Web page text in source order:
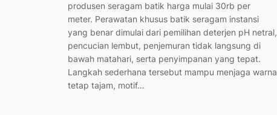
produsen seragam batik harga mulai 30rb per
meter. Perawatan khusus batik seragam instansi
yang benar dimulai dari pemilihan deterjen pH netral,
pencucian lembut, penjemuran tidak langsung di
bawah matahari, serta penyimpanan yang tepat.
Langkah sederhana tersebut mampu menjaga warna
tetap tajam, motif…